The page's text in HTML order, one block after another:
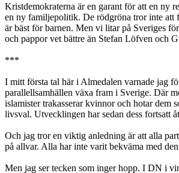
Kristdemokraterna är en garant för att en ny
en ny familjepolitik. De rödgröna tror inte att
är bäst för barnen. Men vi litar på Sveriges
och pappor vet bättre än Stefan Löfven och
***
I mitt första tal här i Almedalen varnade jag
parallellsamhällen växa fram i Sverige. Där
islamister trakasserar kvinnor och hotar dem
livsval. Utvecklingen har sedan dess fortsatt
Och jag tror en viktig anledning är att alla
på allvar. Alla har inte varit bekväma med
Men jag ser tecken som inger hopp. I DN i